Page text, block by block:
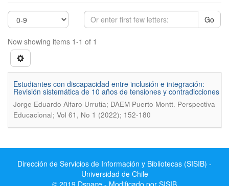
Go
Now showing items 1-1 of 1
Estudiantes con discapacidad entre inclusión e integración:
Revisión sistemática de 10 años de tensiones y contradicciones
Jorge Eduardo Alfaro Urrutia; DAEM Puerto Montt. Perspectiva
Educacional; Vol 61, No 1 (2022); 152-180
Dirección de Servicios de Información y Bibliotecas (SISIB) -
Universidad de Chile
© 2019 Dspace - Modificado por SISIB